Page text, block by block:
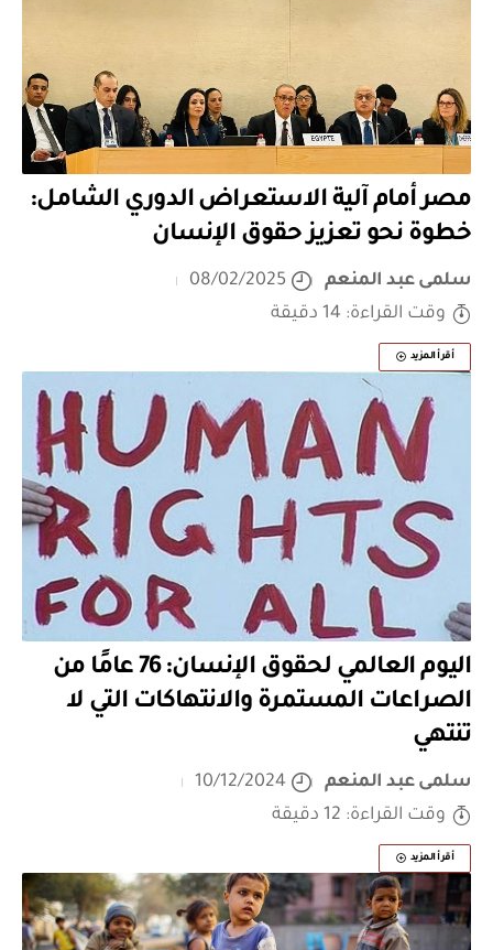
مصر أمام آلية الاستعراض الدوري الشامل:
خطوة نحو تعزيز حقوق الإنسان
سلمى عبد المنعم
08/02/2025
وقت القراءة: 14 دقيقة
أقرأ المزيد
اليوم العالمي لحقوق الإنسان: 76 عامًا من
الصراعات المستمرة والانتهاكات التي لا
تنتهي
سلمى عبد المنعم
10/12/2024
وقت القراءة: 12 دقيقة
أقرأ المزيد